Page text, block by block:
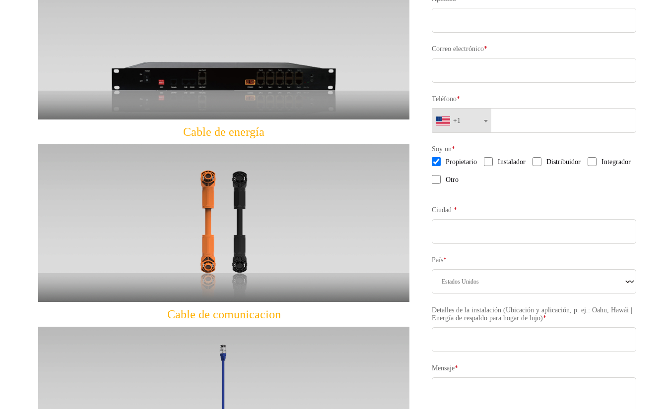
Cable de energía
Cable de comunicacion
Correo electrónico*
Teléfono*
+1
Soy un*
Propietario
Instalador Distribuidor Integrador
Otro
Ciudad *
País*
Detalles de la instalación (Ubicación y aplicación, p. ej.: Oahu, Hawái |
Energía de respaldo para hogar de lujo)*
Mensaje*